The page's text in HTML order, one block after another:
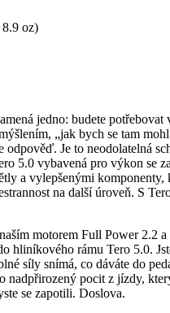
oz)
jedno: budete potřebovat
„jak bych se tam
odpověď. Je to neodolatelná
5.0 vybavená pro výkon se
a vylepšenými komponenty,
na další úroveň. S
motorem Full Power 2.2 a
hliníkového rámu Tero 5.0.
síly snímá, co dáváte do
nadpřirozený pocit z jízdy,
se zapotili. Doslova.